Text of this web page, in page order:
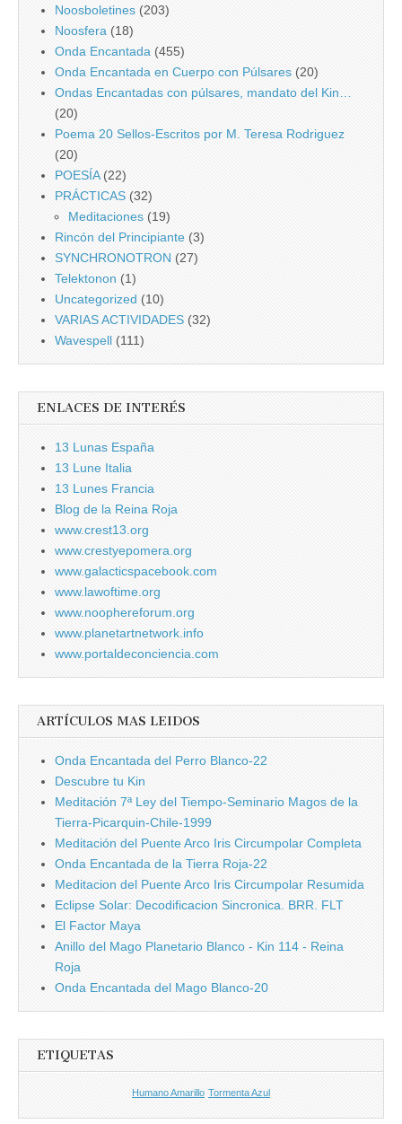
Noosboletines (203)
Noosfera (18)
Onda Encantada (455)
Onda Encantada en Cuerpo con Púlsares (20)
Ondas Encantadas con púlsares, mandato del Kin…
(20)
Poema 20 Sellos-Escritos por M. Teresa Rodriguez
(20)
POESÍA(22)
PRÁCTICAS (32)
Meditaciones (19)
Rincón del Principiante (3)
SYNCHRONOTRON (27)
Telektonon (1)
Uncategorized (10)
VARIAS ACTIVIDADES (32)
Wavespell (111)
ENLACES DE INTERÉS
13 Lunas España
13 Lune Italia
13 Lunes Francia
Blog de la Reina Roja
www.crest13.org
www.crestyepomera.org
www.galacticspacebook.com
www.lawoftime.org
www.noophereforum.org
www.planetartnetwork.info
www.portaldeconciencia.com
ARTÍCULOS MAS LEIDOS
Onda Encantada del Perro Blanco-22
Descubre tu Kin
Meditación 7ª Ley del Tiempo-Seminario Magos de la
Tierra-Picarquin-Chile-1999
Meditación del Puente Arco Iris Circumpolar Completa
Onda Encantada de la Tierra Roja-22
Meditacion del Puente Arco Iris Circumpolar Resumida
Eclipse Solar: Decodificacion Sincronica. BRR. FLT
El Factor Maya
Anillo del Mago Planetario Blanco - Kin 114 - Reina
Roja
Onda Encantada del Mago Blanco-20
ETIQUETAS
Humano Amarillo Tormenta Azul